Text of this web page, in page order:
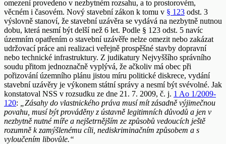
omezení provedeno v nezbytném rozsahu, a to prostorovém,
věcném i časovém. Nový stavební zákon k tomu v § 123 odst. 3
výslovně stanoví, že stavební uzávěra se vydává na nezbytně nutnou
dobu, která nesmí být delší než 6 let. Podle § 123 odst. 5 navíc
územním opatřením o stavební uzávěře nelze omezit nebo zakázat
udržovací práce ani realizaci veřejně prospěšné stavby dopravní
nebo technické infrastruktury. Z judikatury Nejvyššího správního
soudu přitom jednoznačně vyplývá, že ačkoliv má obec při
pořizování územního plánu jistou míru politické diskrece, vydání
stavební uzávěry je výkonem státní správy a nesmí být svévolné. Jak
konstatoval NSS v rozsudku ze dne 21. 7. 2009, č. j. 1 Ao 1/2009-
120:
„Zásahy do vlastnického práva musí mít zásadně výjimečnou
povahu, musí být prováděny z ústavně legitimních důvodů a jen v
nezbytně nutné míře a nejšetrnějším ze způsobů vedoucích ještě
rozumně k zamýšlenému cíli, nediskriminačním způsobem a s
vyloučením libovůle.“